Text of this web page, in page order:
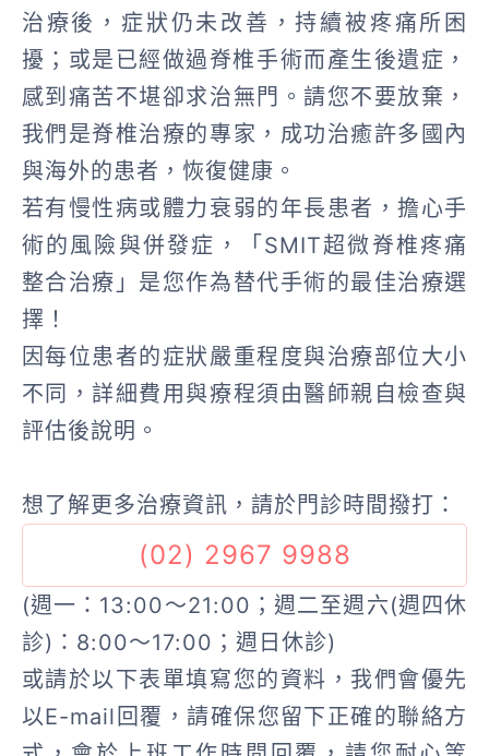
治療後，症狀仍未改善，持續被疼痛所困
擾；或是已經做過脊椎手術而產生後遺症，
感到痛苦不堪卻求治無門。請您不要放棄，
我們是脊椎治療的專家，成功治癒許多國內
與海外的患者，恢復健康。
若有慢性病或體力衰弱的年長患者，擔心手
術的風險與併發症，「SMIT超微脊椎疼痛
整合治療」是您作為替代手術的最佳治療選
擇！
因每位患者的症狀嚴重程度與治療部位大小
不同，詳細費用與療程須由醫師親自檢查與
評估後說明。
想了解更多治療資訊，請於門診時間撥打：
(02) 2967 9988
(週一：13:00～21:00；週二至週六(週四休
診)：8:00～17:00；週日休診)
或請於以下表單填寫您的資料，我們會優先
以E-mail回覆，請確保您留下正確的聯絡方